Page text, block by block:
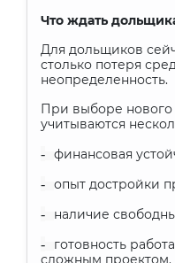
Что ждать
Для дольщиков
столько потеря
неопределенность.
При выборе
учитываются
- финансовая
- опыт достройки
- наличие
-
готовность
сложным проектом.